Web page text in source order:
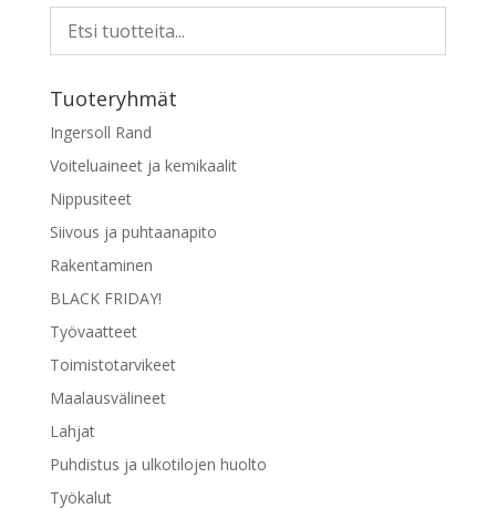
Tuoteryhmät
Ingersoll Rand
Voiteluaineet ja kemikaalit
Nippusiteet
Siivous ja puhtaanapito
Rakentaminen
BLACK FRIDAY!
Työvaatteet
Toimistotarvikeet
Maalausvälineet
Lahjat
Puhdistus ja ulkotilojen huolto
Työkalut